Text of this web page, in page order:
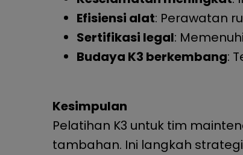
Efisiensi alat: Perawatan
Sertifikasi legal:
Budaya K3 berkembang:
Kesimpulan
Pelatihan K3 untuk tim
tambahan. Ini langkah